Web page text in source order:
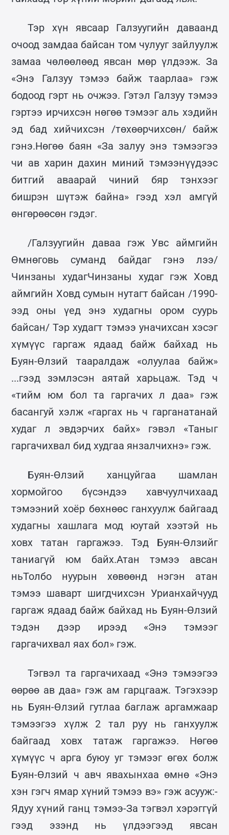
Тэр хүн явсаар Галзуугийн даваанд
очоод замдаа байсан том чулууг зайлуулж
замаа чөлөөлөөд явсан мөр үлдээж. За
«Энэ Галзуу тэмээ байж таарлаа» гэж
бодоод гэрт нь очжээ. Гэтэл Галзуу тэмээ
гэртээ ирчихсэн нөгөө тэмээг аль хэдийн
эд бад хийчихсэн /төхөөрчихсөн/ байж
гэнэ.Нөгөө баян «За залуу энэ тэмээгээ
чи ав харин дахин миний тэмээнүүдээс
битгий аваарай чиний бяр тэнхээг
бишрэн шүтэж байна» гээд хэл амгүй
өнгөрөөсөн гэдэг.
/Галзуугийн даваа гэж Увс аймгийн
Өмнөговь суманд байдаг гэнэ лээ/
Чинзаны худагЧинзаны худаг гэж Ховд
аймгийн Ховд сумын нутагт байсан /1990-
ээд оны үед энэ худагны ором суурь
байсан/ Тэр худагт тэмээ уначихсан хэсэг
хүмүүс гаргаж ядаад байж байхад нь
Буян-Өлзий тааралдаж «олуулаа байж»
...гээд зэмлэсэн аятай харьцаж. Тэд ч
«тийм юм бол та гаргачих л даа» гэж
басангуй хэлж «гаргах нь ч гарганатанай
худаг л эвдэрчих байх» гэвэл «Таныг
гаргачихвал бид худгаа янзалчихнэ» гэж.
Буян-Өлзий ханцуйгаа шамлан
хормойгоо бүсэндээ хавчуулчихаад
тэмээний хоёр бөхнөөс ганхуулж байгаад
худагны хашлага мод юутай хээтэй нь
ховх татан гаргажээ. Тэд Буян-Өлзийг
таниагүй юм байх.Атан тэмээ авсан
ньТолбо нуурын хөвөөнд нэгэн атан
тэмээ шаварт шигдчихсэн Урианхайчууд
гаргаж ядаад байж байхад нь Буян-Өлзий
тэдэн дээр ирээд «Энэ тэмээг
гаргачихвал яах бол» гэж.
Тэгвэл та гаргачихаад «Энэ тэмээгээ
өөрөө ав даа» гэж ам гарцгааж. Тэгэхээр
нь Буян-Өлзий гутлаа баглаж аргамжаар
тэмээгээ хүлж 2 тал руу нь ганхуулж
байгаад ховх татаж гаргажээ. Нөгөө
хүмүүс ч арга буюу уг тэмээг өгөх болж
Буян-Өлзий ч авч явахынхаа өмнө «Энэ
хэн гэгч ямар хүний тэмээ вэ» гэж асууж:-
Ядуу хүний ганц тэмээ-За тэгвэл хэрэггүй
гээд эзэнд нь үлдээгээд явсан